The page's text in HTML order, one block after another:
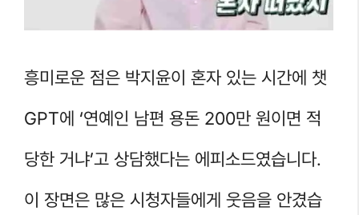
흥미로운 점은 박지윤이 혼자 있는 시간에 챗
GPT에 ‘연예인 남편 용돈 200만 원이면 적
당한 거냐’고 상담했다는 에피소드였습니다.
이 장면은 많은 시청자들에게 웃음을 안겼습